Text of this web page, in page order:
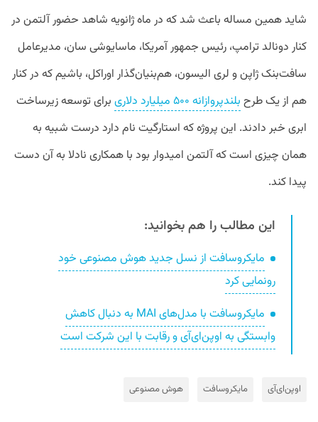
شاید همین مساله باعث شد که در ماه ژانویه شاهد حضور آلتمن در
کنار دونالد ترامپ، رئیس جمهور آمریکا، ماسایوشی سان، مدیرعامل
سافت‌بنک ژاپن و لری الیسون، هم‌بنیان‌گذار اوراکل، باشیم که در کنار
هم از یک طرح بلندپروازانه ۵۰۰ میلیارد دلاری
برای توسعه زیرساخت
ابری خبر دادند. این پروژه که استارگیت نام دارد درست شبیه به
همان چیزی است که آلتمن امیدوار بود با همکاری نادلا به آن دست
پیدا کند.
این مطالب را هم بخوانید:
مایکروسافت از نسل جدید هوش مصنوعی خود
رونمایی کرد
مایکروسافت با مدل‌های MAI به دنبال کاهش
وابستگی به اوپن‌ای‌آی و رقابت با این شرکت است
اوپن‌ای‌آی مایکروسافت هوش مصنوعی